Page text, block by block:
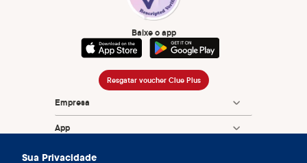
Sua Privacidade
Baixe o app
Resgatar voucher Clue Plus
Empresa
App
Enciclopédia